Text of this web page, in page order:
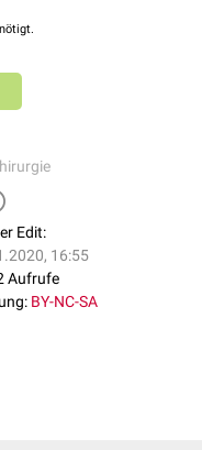
Edit:
16:55
Aufrufe
BY-NC-SA